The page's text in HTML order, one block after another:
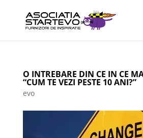
O INTREBARE DIN CE IN CE
“CUM TE VEZI PESTE 10 ANI?”
evo